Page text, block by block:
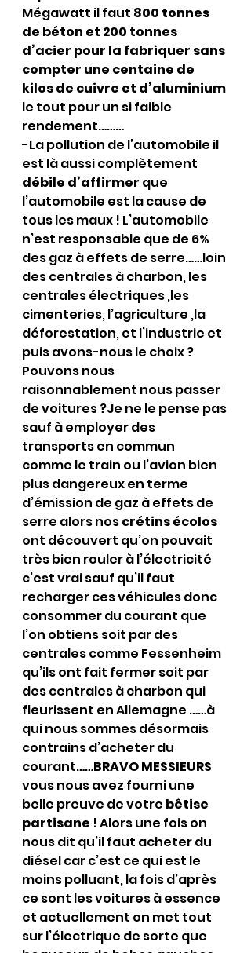
Mégawatt il faut 800 tonnes
de béton et 200 tonnes
d’acier pour la fabriquer sans
compter une centaine de
kilos de cuivre et d’aluminium
le tout pour un si faible
rendement………
-La pollution de l’automobile il
est là aussi complètement
débile d’affirmer que
l’automobile est la cause de
tous les maux ! L’automobile
n’est responsable que de 6%
des gaz à effets de serre……loin
des centrales à charbon, les
centrales électriques ,les
cimenteries, l’agriculture ,la
déforestation, et l’industrie et
puis avons-nous le choix ?
Pouvons nous
raisonnablement nous passer
de voitures ?Je ne le pense pas
sauf à employer des
transports en commun
comme le train ou l’avion bien
plus dangereux en terme
d’émission de gaz à effets de
serre alors nos crétins écolos
ont découvert qu’on pouvait
très bien rouler à l’électricité
c’est vrai sauf qu’il faut
recharger ces véhicules donc
consommer du courant que
l’on obtiens soit par des
centrales comme Fessenheim
qu’ils ont fait fermer soit par
des centrales à charbon qui
fleurissent en Allemagne ……à
qui nous sommes désormais
contrains d’acheter du
courant……BRAVO MESSIEURS
vous nous avez fourni une
belle preuve de votre bêtise
partisane ! Alors une fois on
nous dit qu’il faut acheter du
diésel car c’est ce qui est le
moins polluant, la fois d’après
ce sont les voitures à essence
et actuellement on met tout
sur l’électrique de sorte que